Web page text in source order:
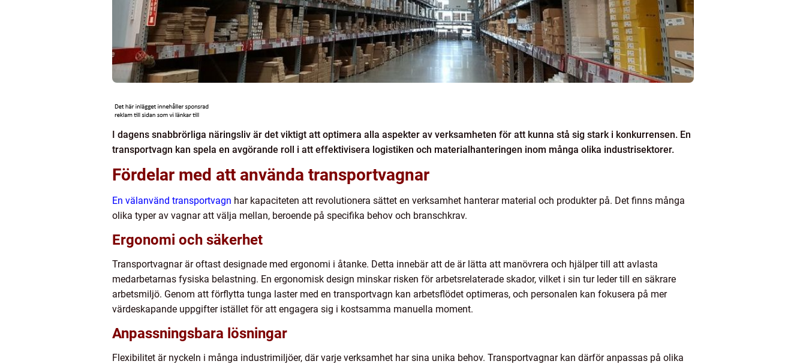
I dagens snabbrörliga näringsliv är det viktigt att optimera alla aspekter av verksamheten för att kunna stå sig stark i konkurrensen. En
transportvagn kan spela en avgörande roll i att effektivisera logistiken och materialhanteringen inom många olika industrisektorer.
Fördelar med att använda transportvagnar
En välanvänd transportvagn har kapaciteten att revolutionera sättet en verksamhet hanterar material och produkter på. Det finns många
olika typer av vagnar att välja mellan, beroende på specifika behov och branschkrav.
Ergonomi och säkerhet
Transportvagnar är oftast designade med ergonomi i åtanke. Detta innebär att de är lätta att manövrera och hjälper till att avlasta
medarbetarnas fysiska belastning. En ergonomisk design minskar risken för arbetsrelaterade skador, vilket i sin tur leder till en säkrare
arbetsmiljö. Genom att förflytta tunga laster med en transportvagn kan arbetsflödet optimeras, och personalen kan fokusera på mer
värdeskapande uppgifter istället för att engagera sig i kostsamma manuella moment.
Anpassningsbara lösningar
Flexibilitet är nyckeln i många industrimiljöer, där varje verksamhet har sina unika behov. Transportvagnar kan därför anpassas på olika